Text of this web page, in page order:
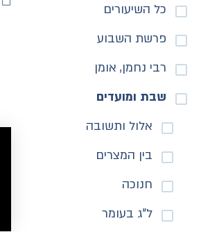
כל השיעורים
פרשת השבוע
רבי נחמן, אומן
שבת ומועדים
אלול ותשובה
בין המצרים
חנוכה
ל"ג בעומר